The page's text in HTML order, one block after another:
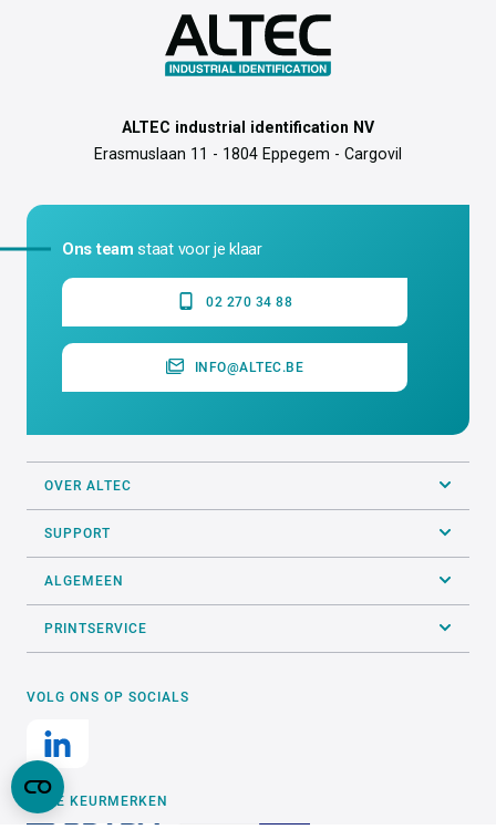
ALTEC industrial identification NV
Erasmuslaan 11 - 1804 Eppegem - Cargovil
Ons team staat voor je klaar
02 270 34 88
INFO@ALTEC.BE
OVER ALTEC
SUPPORT
ALGEMEEN
PRINTSERVICE
VOLG ONS OP SOCIALS
ONZE KEURMERKEN